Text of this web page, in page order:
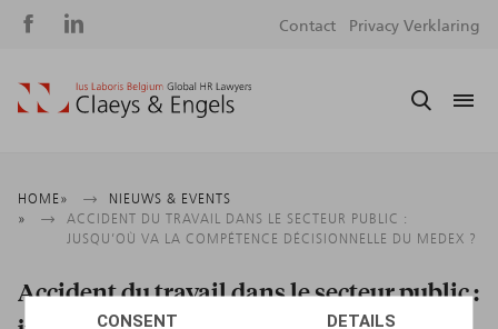
CONSENT DETAILS
Social
Contact Privacy Verklaring
Kruimelpad
HOME
NIEUWS & EVENTS
ACCIDENT DU TRAVAIL DANS LE SECTEUR PUBLIC :
JUSQU’OÙ VA LA COMPÉTENCE DÉCISIONNELLE DU MEDEX ?
Accident du travail dans le secteur public :